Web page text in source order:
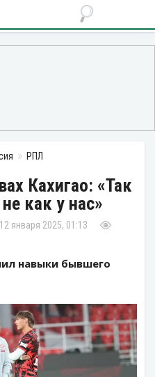
РПЛ
Кахигао: «Так
как у нас»
12 января 2025, 01:13
навыки бывшего